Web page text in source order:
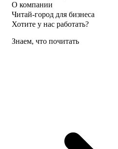
О компании
Читай-город для бизнеса
Хотите у нас работать?
Знаем, что почитать